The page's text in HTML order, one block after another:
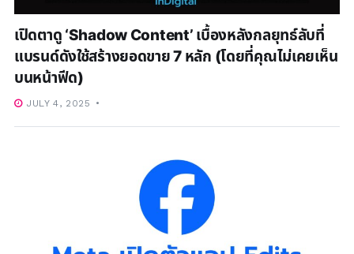
เปิดตาดู ‘Shadow Content’ เบื้องหลังกลยุทธ์ลับที่
แบรนด์ดังใช้สร้างยอดขาย 7 หลัก (โดยที่คุณไม่เคยเห็น
บนหน้าฟีด)
JULY 4, 2025